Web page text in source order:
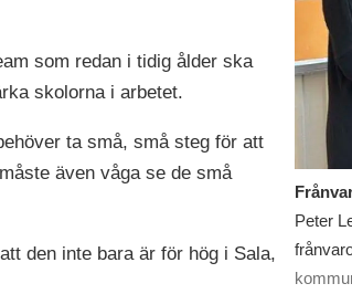
Peter
som redan i tidig ålder ska
skolorna i arbetet.
ta små, små steg för att
även våga se de små
den inte bara är för hög i Sala,